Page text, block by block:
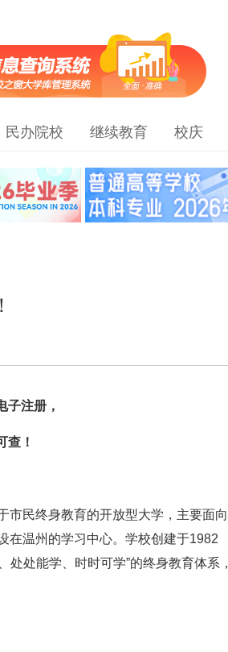
民办院校 继续教育 校庆
子注册，
查！
市民终身教育的开放型大学，主要面向
在温州的学习中心。学校创建于1982
处处能学、时时可学”的终身教育体系，